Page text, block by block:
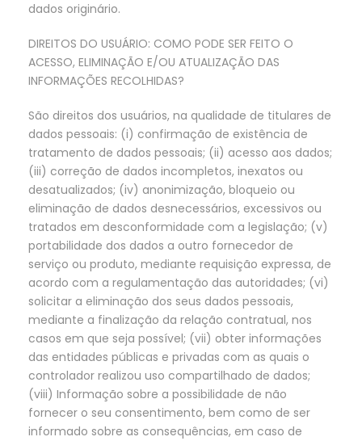
dados originário.
DIREITOS DO USUÁRIO: COMO PODE SER FEITO O
ACESSO, ELIMINAÇÃO E/OU ATUALIZAÇÃO DAS
INFORMAÇÕES RECOLHIDAS?
São direitos dos usuários, na qualidade de titulares de
dados pessoais: (i) confirmação de existência de
tratamento de dados pessoais; (ii) acesso aos dados;
(iii) correção de dados incompletos, inexatos ou
desatualizados; (iv) anonimização, bloqueio ou
eliminação de dados desnecessários, excessivos ou
tratados em desconformidade com a legislação; (v)
portabilidade dos dados a outro fornecedor de
serviço ou produto, mediante requisição expressa, de
acordo com a regulamentação das autoridades; (vi)
solicitar a eliminação dos seus dados pessoais,
mediante a finalização da relação contratual, nos
casos em que seja possível; (vii) obter informações
das entidades públicas e privadas com as quais o
controlador realizou uso compartilhado de dados;
(viii) Informação sobre a possibilidade de não
fornecer o seu consentimento, bem como de ser
informado sobre as consequências, em caso de